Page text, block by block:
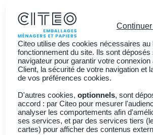
Adhérer à
Citeo utilise des cookies nécessaires au
fonctionnement du site. Ils sont déposés
navigateur pour garantir votre
Client, la sécurité de votre navigation et
de vos préférences cookies.
D'autres cookies,optionnels, sont
accord : par Citeo pour mesurer
analyser les comportements afin
ses services, et par des services tiers
cartes) pour afficher des contenus